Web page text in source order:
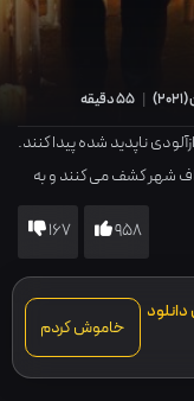
(
2021
)
| 55 دقیقه
ناپدید شده پیدا کنند.
شهر کشف می کنند و به
958
167
خاموش کردم